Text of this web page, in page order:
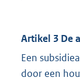
Artikel 3 De
Een
door een